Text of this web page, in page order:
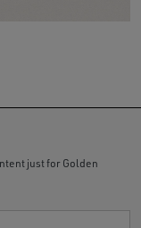
just for Golden